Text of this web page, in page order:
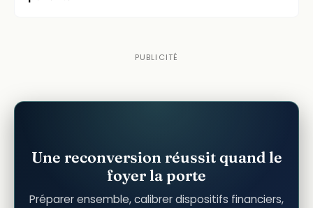
Une reconversion réussit quand le
foyer la porte
Préparer ensemble, calibrer dispositifs financiers,